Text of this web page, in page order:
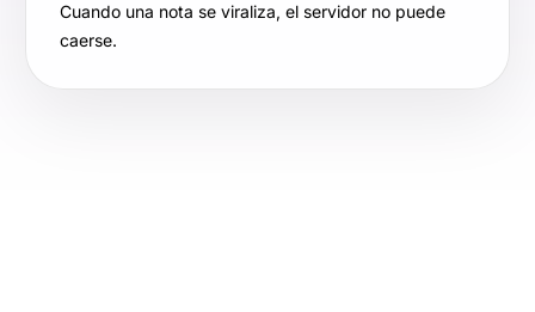
Cuando una nota se viraliza, el servidor no puede
caerse.